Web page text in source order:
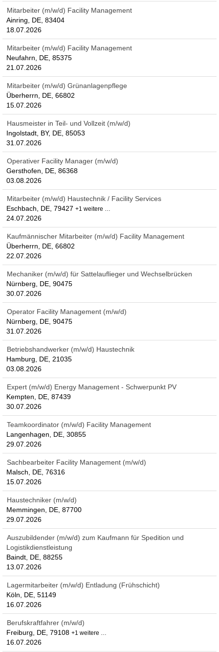
Mitarbeiter (m/w/d) Facility Management
Ainring, DE, 83404
18.07.2026
Mitarbeiter (m/w/d) Facility Management
Neufahrn, DE, 85375
21.07.2026
Mitarbeiter (m/w/d) Grünanlagenpflege
Überherrn, DE, 66802
15.07.2026
Hausmeister in Teil- und Vollzeit (m/w/d)
Ingolstadt, BY, DE, 85053
31.07.2026
Operativer Facility Manager (m/w/d)
Gersthofen, DE, 86368
03.08.2026
Mitarbeiter (m/w/d) Haustechnik / Facility Services
Eschbach, DE, 79427 +1 weitere …
24.07.2026
Kaufmännischer Mitarbeiter (m/w/d) Facility Management
Überherrn, DE, 66802
22.07.2026
Mechaniker (m/w/d) für Sattelauflieger und Wechselbrücken
Nürnberg, DE, 90475
30.07.2026
Operator Facility Management (m/w/d)
Nürnberg, DE, 90475
31.07.2026
Betriebshandwerker (m/w/d) Haustechnik
Hamburg, DE, 21035
03.08.2026
Expert (m/w/d) Energy Management - Schwerpunkt PV
Kempten, DE, 87439
30.07.2026
Teamkoordinator (m/w/d) Facility Management
Langenhagen, DE, 30855
29.07.2026
Sachbearbeiter Facility Management (m/w/d)
Malsch, DE, 76316
15.07.2026
Haustechniker (m/w/d)
Memmingen, DE, 87700
29.07.2026
Auszubildender (m/w/d) zum Kaufmann für Spedition und
Logistikdienstleistung
Baindt, DE, 88255
13.07.2026
Lagermitarbeiter (m/w/d) Entladung (Frühschicht)
Köln, DE, 51149
16.07.2026
Berufskraftfahrer (m/w/d)
Freiburg, DE, 79108 +1 weitere …
16.07.2026